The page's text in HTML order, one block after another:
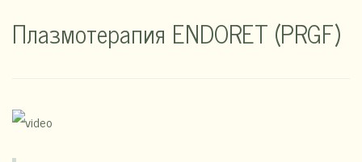
Плазмотерапия ENDORET (PRGF)